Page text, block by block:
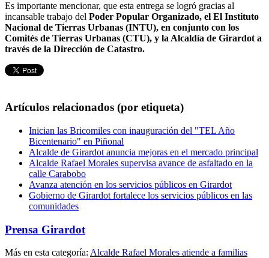
Es importante mencionar, que esta entrega se logró gracias al
incansable trabajo del Poder Popular Organizado, el El Instituto
Nacional de Tierras Urbanas (INTU), en conjunto con los
Comités de Tierras Urbanas (CTU), y la Alcaldía de Girardot a
través de la Dirección de Catastro.
Artículos relacionados (por etiqueta)
Inician las Bricomiles con inauguración del "TEL Año
Bicentenario" en Piñonal
Alcalde de Girardot anuncia mejoras en el mercado principal
Alcalde Rafael Morales supervisa avance de asfaltado en la
calle Carabobo
Avanza atención en los servicios públicos en Girardot
Gobierno de Girardot fortalece los servicios públicos en las
comunidades
Prensa Girardot
Más en esta categoría: Alcalde Rafael Morales atiende a familias